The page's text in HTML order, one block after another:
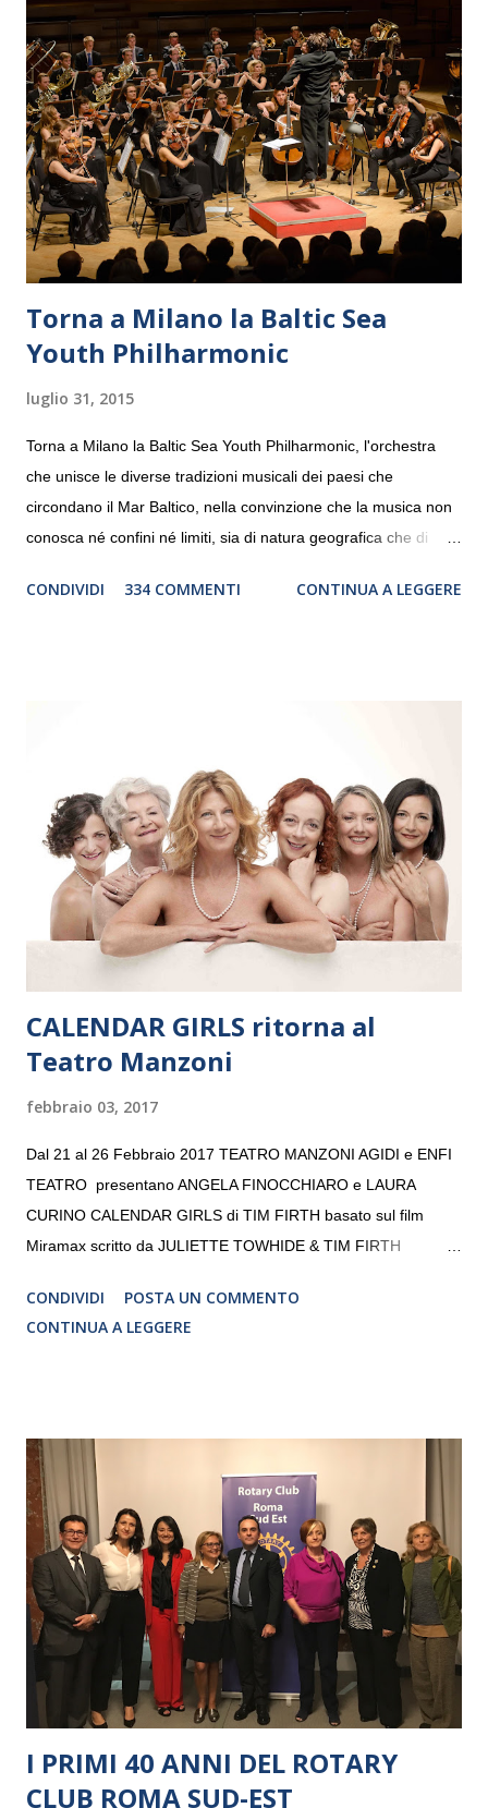
Torna a Milano la Baltic Sea
Youth Philharmonic
luglio 31, 2015
Torna a Milano la Baltic Sea Youth Philharmonic, l'orchestra
che unisce le diverse tradizioni musicali dei paesi che
circondano il Mar Baltico, nella convinzione che la musica non
conosca né confini né limiti, sia di natura geografica che di
debutterà il 10 settembre a Heiden, in Germania, e toccherà, in
“Settembre dell’Accademia” dove si esibirà per il secondo anno
consecutivo. Il pubblico milanese avrà il piacere di applaudire i
giovani artisti della Baltic Sea Youth Philharmonic per la quarta
volta. L’orchestra, fondata nel 2008 da Kristjan Järvi (affiancato
da un prestigioso consiglio di consulent...
CONDIVIDI 334 COMMENTI CONTINUA A LEGGERE
CALENDAR GIRLS ritorna al
Teatro Manzoni
febbraio 03, 2017
Dal 21 al 26 Febbraio 2017 TEATRO MANZONI AGIDI e ENFI
TEATRO presentano ANGELA FINOCCHIARO e LAURA
CURINO CALENDAR GIRLS di TIM FIRTH basato sul film
Miramax scritto da JULIETTE TOWHIDE & TIM FIRTH
CRISTINA PEZZOLI
CONDIVIDI
POSTA UN COMMENTO
CONTINUA A LEGGERE
I PRIMI 40 ANNI DEL ROTARY
CLUB ROMA SUD-EST